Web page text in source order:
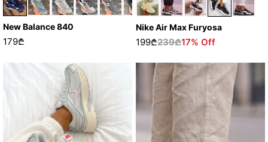
New Balance 840
179₾
Nike Air Max Furyosa
199₾239₾17% Off